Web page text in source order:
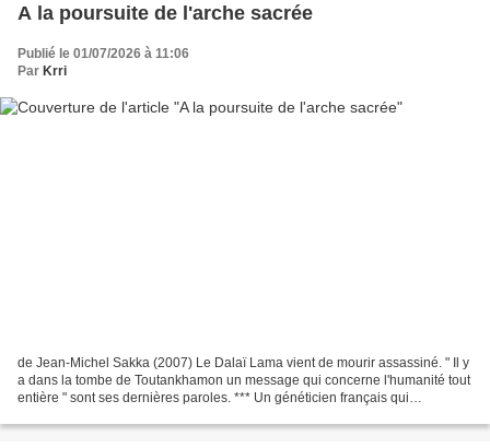
A la poursuite de l'arche sacrée
Publié le 01/07/2026 à 11:06
Par Krri
de Jean-Michel Sakka (2007) Le Dalaï Lama vient de mourir assassiné. " Il y
a dans la tombe de Toutankhamon un message qui concerne l'humanité tout
entière " sont ses dernières paroles. *** Un généticien français qui